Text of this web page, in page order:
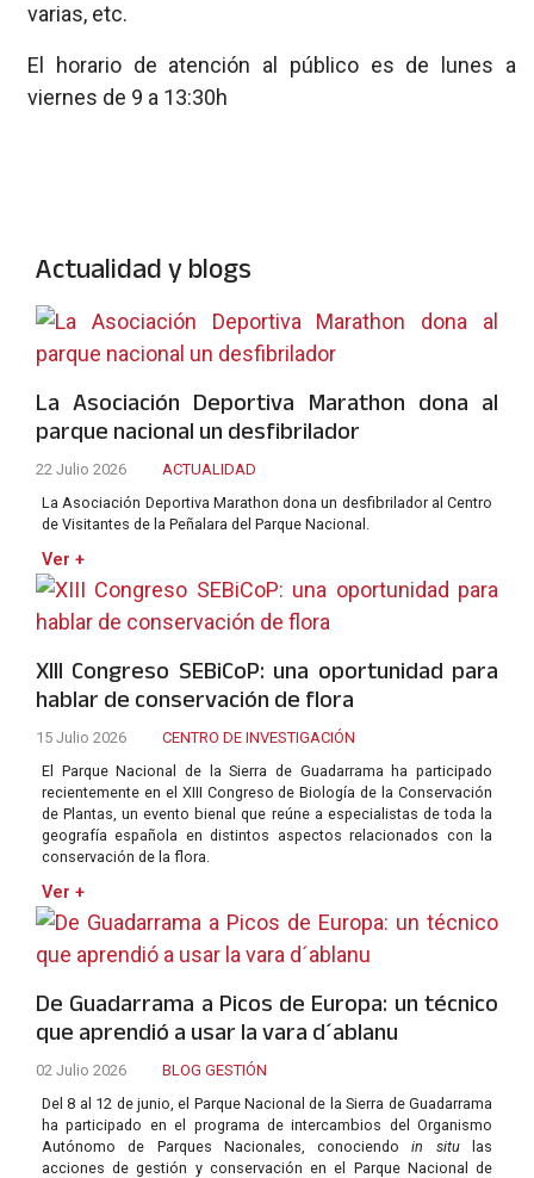
varias, etc.
El horario de atención al público es de lunes a
viernes de 9 a 13:30h
Actualidad y blogs
La Asociación Deportiva Marathon dona al
parque nacional un desfibrilador
22 Julio 2026
ACTUALIDAD
La Asociación Deportiva Marathon dona un desfibrilador al Centro
de Visitantes de la Peñalara del Parque Nacional.
Ver +
XIII Congreso SEBiCoP: una oportunidad para
hablar de conservación de flora
15 Julio 2026
CENTRO DE INVESTIGACIÓN
El Parque Nacional de la Sierra de Guadarrama ha participado
recientemente en el XIII Congreso de Biología de la Conservación
de Plantas, un evento bienal que reúne a especialistas de toda la
geografía española en distintos aspectos relacionados con la
conservación de la flora.
Ver +
De Guadarrama a Picos de Europa: un técnico
que aprendió a usar la vara d´ablanu
02 Julio 2026
BLOG GESTIÓN
Del 8 al 12 de junio, el Parque Nacional de la Sierra de Guadarrama
ha participado en el programa de intercambios del Organismo
Autónomo de Parques Nacionales, conociendoin situlas
acciones de gestión y conservación en el Parque Nacional de